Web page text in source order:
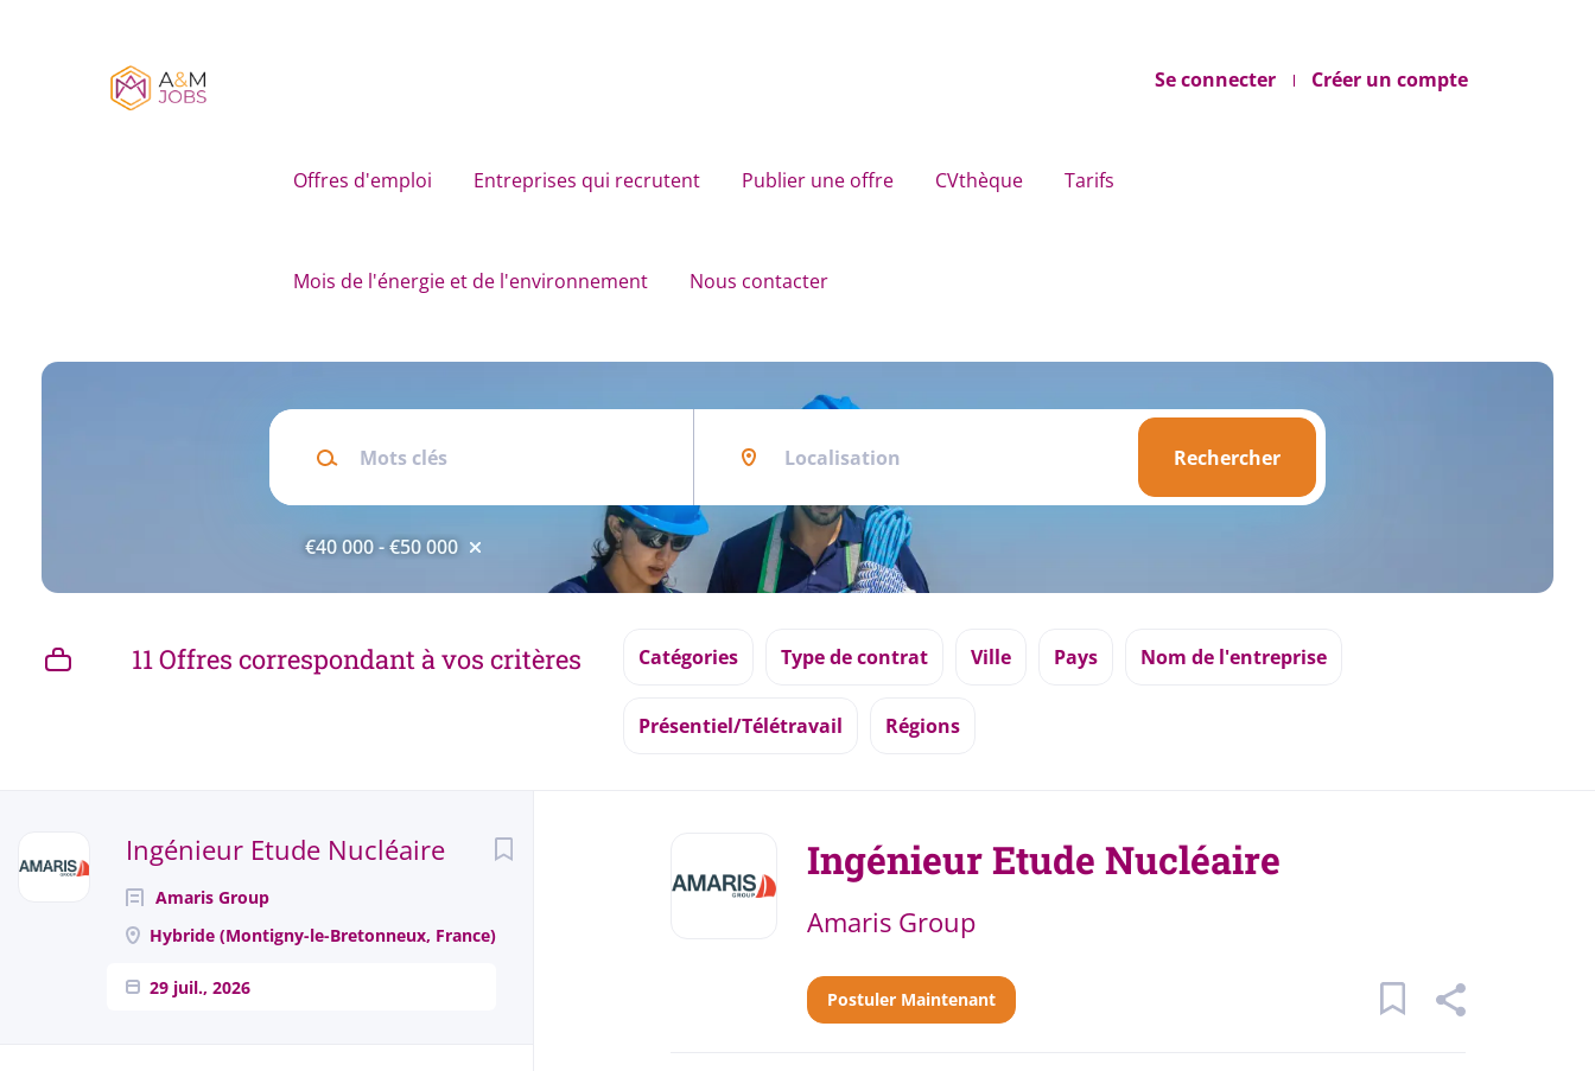
Se connecter Créer un compte
Offres d'emploi Entreprises qui recrutent Publier une offre CVthèque Tarifs
Mois de l'énergie et de l'environnement Nous contacter
Mots
Rechercher
Rechercher
€40 000 - €50 000
11 Offres correspondant à vos critères Catégories Type de contrat Ville Pays Nom de l'entreprise
Présentiel/Télétravail Régions
Ingénieur Etude Nucléaire
Amaris Group
Hybride (Montigny-le-Bretonneux, France)
29 juil., 2026
list
Ingénieur Etude Nucléaire
Amaris Group
Postuler Maintenant